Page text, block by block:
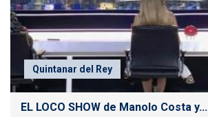
Quintanar del Rey
EL LOCO SHOW de Manolo Costa y...